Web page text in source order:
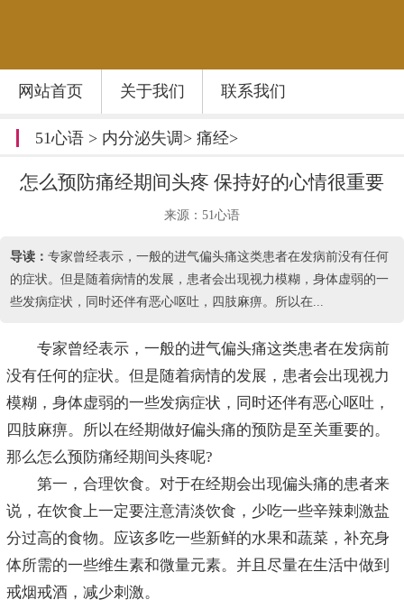
网站首页 关于我们 联系我们
51心语> 内分泌失调> 痛经>
怎么预防痛经期间头疼 保持好的心情很重要
来源：51心语
导读： 专家曾经表示，一般的进气偏头痛这类患者在发病前没有任何
的症状。但是随着病情的发展，患者会出现视力模糊，身体虚弱的一
些发病症状，同时还伴有恶心呕吐，四肢麻痹。所以在...
专家曾经表示，一般的进气偏头痛这类患者在发病前
没有任何的症状。但是随着病情的发展，患者会出现视力
模糊，身体虚弱的一些发病症状，同时还伴有恶心呕吐，
四肢麻痹。所以在经期做好偏头痛的预防是至关重要的。
那么怎么预防痛经期间头疼呢?
第一，合理饮食。对于在经期会出现偏头痛的患者来
说，在饮食上一定要注意清淡饮食，少吃一些辛辣刺激盐
分过高的食物。应该多吃一些新鲜的水果和蔬菜，补充身
体所需的一些维生素和微量元素。并且尽量在生活中做到
戒烟戒酒，减少刺激。